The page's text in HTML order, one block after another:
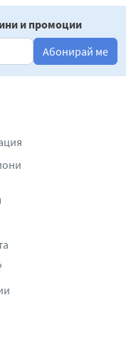
и промоции
Абонирай ме